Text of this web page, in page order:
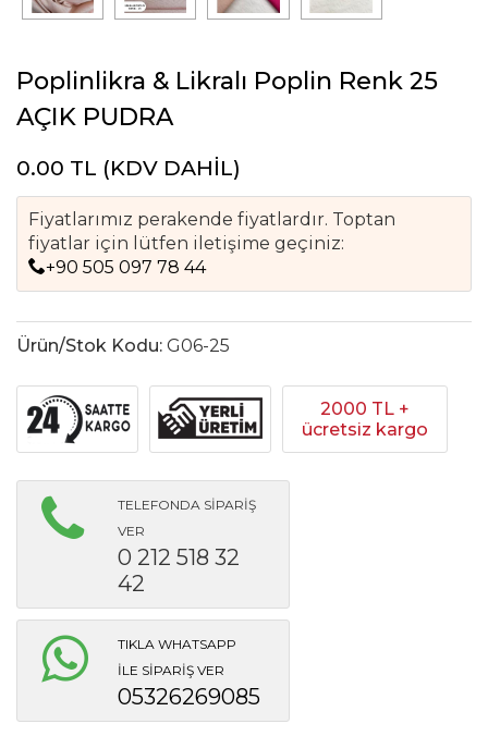
Poplinlikra & Likralı Poplin Renk 25
AÇIK PUDRA
0.00 TL (KDV DAHİL)
Fiyatlarımız perakende fiyatlardır. Toptan
fiyatlar için lütfen iletişime geçiniz:
+90 505 097 78 44
Ürün/Stok Kodu: G06-25
2000 TL +
ücretsiz kargo
TELEFONDA SİPARİŞ
VER
0 212 518 32
42
TIKLA WHATSAPP
İLE SİPARİŞ VER
05326269085